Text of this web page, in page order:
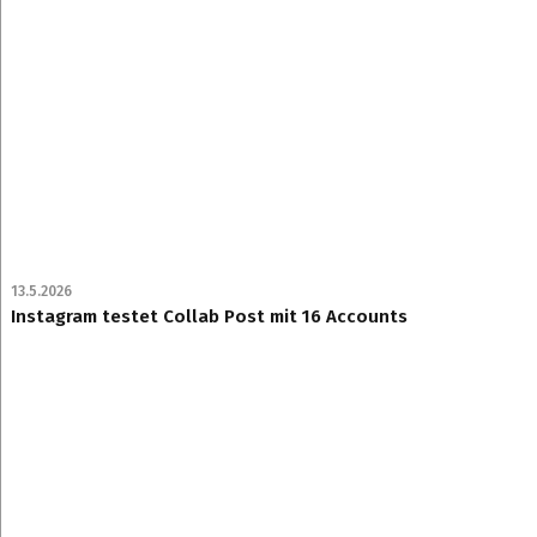
13.5.2026
Instagram testet Collab Post mit 16 Accounts